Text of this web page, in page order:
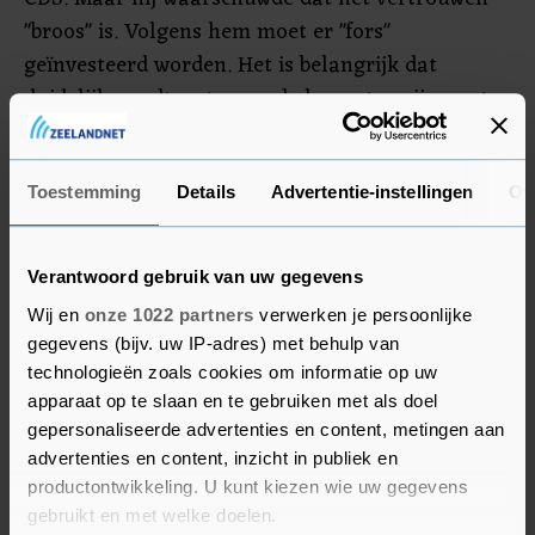
Toestemming Details Advertentie-instellingen
Verantwoord gebruik van uw gegevens
Wij en onze 1022 partners verwerken je persoonlijke
gegevens (bijv. uw IP-adres) met behulp van
technologieën zoals cookies om informatie op uw
apparaat op te slaan en te gebruiken met als doel
gepersonaliseerde advertenties en content, metingen aan
advertenties en content, inzicht in publiek en
productontwikkeling. U kunt kiezen wie uw gegevens
gebruikt en met welke doelen.
"broos" is. Volgens hem moet er "fors"
geïnvesteerd worden. Het is belangrijk dat
duidelijk wordt wat er op de lange termijn gaat
gebeuren met de koers en het budget van
Defensie, benadrukte Bauer, die naar de NAVO
vertrekt.
Grote uitdagingen
Demissionair minister Ank Bijleveld van Defensie
zei bij de overdracht dat de krijgsmacht voor
grote uitdagingen staat. "Een militair
aanzwellend China, en een Rusland dat raketten
klaarzet met de neus naar Europa, en troepen op
de grens met Oekraïne. Dictators in meerdere
landen die democratie verpulveren. Een